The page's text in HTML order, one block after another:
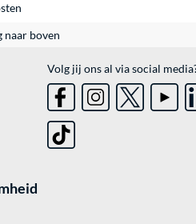
naar boven
Volg jij ons al via social